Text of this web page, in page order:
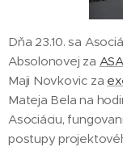
Dňa 23.10. sa
Absolonovej za
Maji Novkovic za
Mateja Bela na
Asociáciu,
postupy